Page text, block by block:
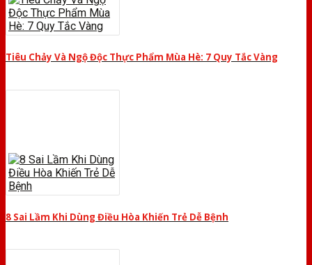
Tiêu Chảy Và Ngộ Độc Thực Phẩm Mùa Hè: 7 Quy Tắc Vàng
8 Sai Lầm Khi Dùng Điều Hòa Khiến Trẻ Dễ Bệnh